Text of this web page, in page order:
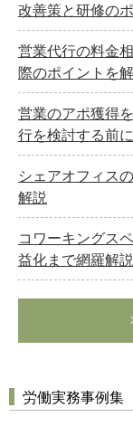
改善策と研修の
営業代行の料金
際のポイントを
営業のアポ獲得
行を検討する前
シェアオフィス
解説
コワーキングス
益化まで網羅解説
労働実務事例集